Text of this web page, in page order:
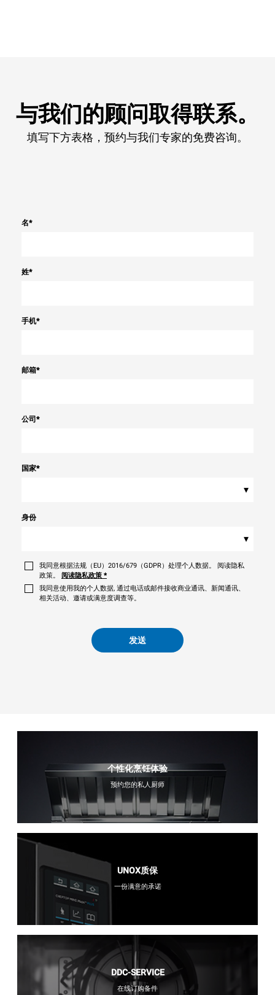
与我们的顾问取得联系。
填写下方表格，预约与我们专家的免费咨询。
名*
姓*
手机*
邮箱*
公司*
国家*
▾
身份
▾
我同意根据法规（EU）2016/679（GDPR）处理个人数据。 阅读隐私
政策。
阅读隐私政策 *
我同意使用我的个人数据, 通过电话或邮件接收商业通讯、新闻通讯、
相关活动、邀请或满意度调查等。
发送
个性化烹饪体验
预约您的私人厨师
UNOX质保
一份满意的承诺
DDC-SERVICE
在线订购备件